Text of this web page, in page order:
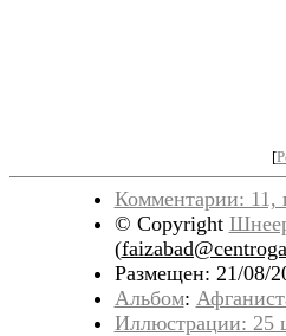
[
Комментарии: 11,
© Copyright
(
Размещен: 21/08/
Альбом:
Иллюстрации: 25